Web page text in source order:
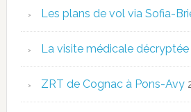
Les plans de vol via Sofia-
La visite médicale décryptée
ZRT de Cognac à Pons-Avy